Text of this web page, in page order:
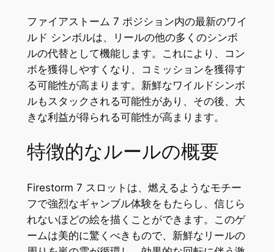
ファイアストーム 7 ポジション内の最新のワイ
ルド シンボルは、リールの他の多くのシンボ
ルの代替として機能します。これにより、コン
ボを獲得しやすくなり、コミッションを獲得す
る可能性が高まります。新鮮なワイルドシンボ
ルもスタックされる可能性があり、その後、大
きな利益が得られる可能性が高まります。
特徴的なルールの概要
Firestorm 7 スロットは、燃えるようなモチー
フで強烈なギャンブル体験をもたらし、信じら
れないほどの絵を描くことができます。このゲ
ームは美的に驚くべきもので、新鮮なリールの